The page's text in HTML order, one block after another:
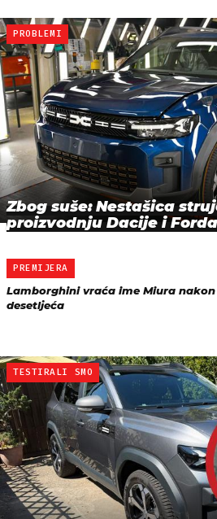
PROBLEMI
Zbog suše: Nestašica
proizvodnju Dacije i Forda
PREMIJERA
Lamborghini vraća ime Miura nakon
desetljeća
TESTIRALI SMO